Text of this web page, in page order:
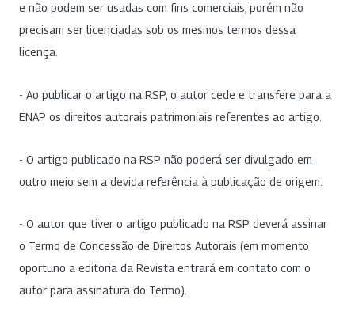
e não podem ser usadas com fins comerciais, porém não
precisam ser licenciadas sob os mesmos termos dessa
licença.
- Ao publicar o artigo na RSP, o autor cede e transfere para a
ENAP os direitos autorais patrimoniais referentes ao artigo.
- O artigo publicado na RSP não poderá ser divulgado em
outro meio sem a devida referência à publicação de origem.
- O autor que tiver o artigo publicado na RSP deverá assinar
o Termo de Concessão de Direitos Autorais (em momento
oportuno a editoria da Revista entrará em contato com o
autor para assinatura do Termo).